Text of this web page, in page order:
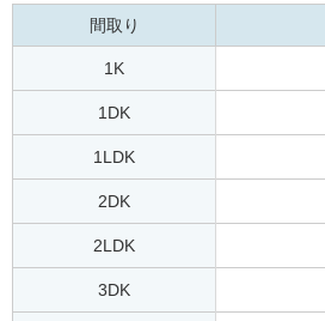
間取り
1K
1DK
1LDK
2DK
2LDK
3DK